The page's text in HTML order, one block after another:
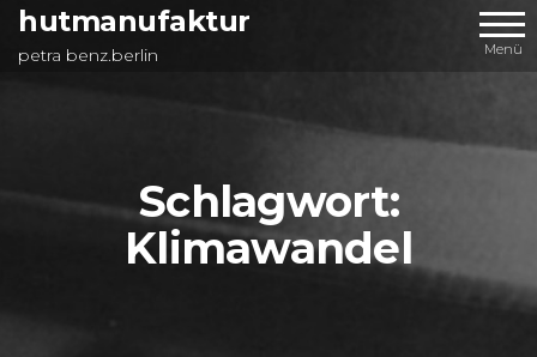
Zum
Inhalt
hutmanufaktur
petra benz.berlin Menü
Schlagwort:
Klimawandel